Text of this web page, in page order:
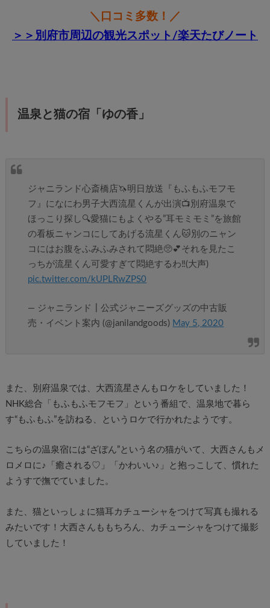
＼口コミ多数！／
＞＞別府市周辺の観光スポット/楽天たびノート
温泉と猫の宿「ゆの香」
ジャニランド心斎橋店🦄明日放送『もふもふモフモ
フ』になにわ男子大西流星くんが出演📺️別府温泉で
ほっこり探し🔍️愛猫にもよくやる”耳モミモミ”を旅館
の看板ニャンコにしてあげる流星くん🐱別のニャン
コにはお腹をふみふみされて悶絶🥺💕それを見たこ
っちが流星くん可愛すぎて悶絶するわ‼️(大声)
pic.twitter.com/kUPLRwZPS0
— ジャニランド┃公式ジャニーズグッズの中古販
売・イベント案内 (@janilandgoods) May 5, 2020
また、別府温泉では、大西流星さんもロケをしていました！
NHK総合「もふもふモフモフ」という番組で、温泉地で暮ら
す“もふもふ”を訪ねる、というロケで行かれたようです。
こちらの温泉宿には“ざぼん”という名の猫がいて、大西さんもメ
ロメロに♪「癒される♡」「かわいい♪」と抱っこして、慣れた
ようすで撫でていました。
また、猫といっしょに猫耳カチューシャをつけて写真も撮れる
みたいです！大西さんももちろん、カチューシャをつけて撮影
していました！